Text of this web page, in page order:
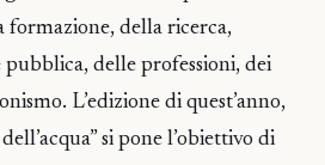
formazione, della ricerca,
pubblica, delle professioni, dei
L’edizione di quest’anno,
si pone l’obiettivo di